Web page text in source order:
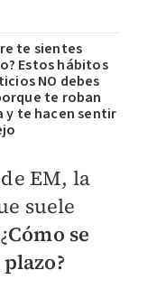
te sientes
Estos hábitos
NO debes
te roban
y te hacen sentir
EM, la
suele
Cómo se